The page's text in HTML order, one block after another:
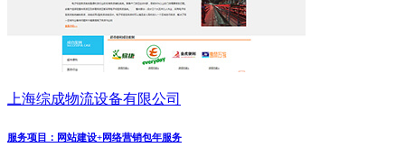
上海综成物流设备有限公司
服务项目：网站建设+网络营销包年服务